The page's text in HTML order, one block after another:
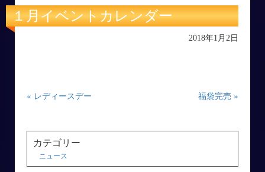
１月イベントカレンダー
2018年1月2日
« レディースデー 福袋完売 »
カテゴリー
ニュース